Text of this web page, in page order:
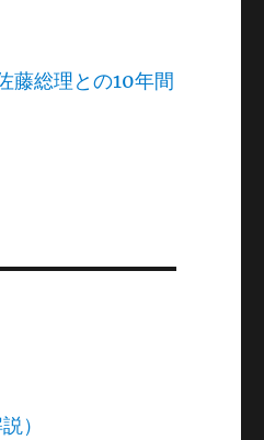
総理との10年間
）